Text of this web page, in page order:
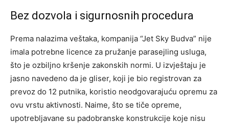
Bez dozvola i sigurnosnih procedura
Prema nalazima veštaka, kompanija “Jet Sky Budva” nije
imala potrebne licence za pružanje parasejling usluga,
što je ozbiljno kršenje zakonskih normi. U izvještaju je
jasno navedeno da je gliser, koji je bio registrovan za
prevoz do 12 putnika, koristio neodgovarajuću opremu za
ovu vrstu aktivnosti. Naime, što se tiče opreme,
upotrebljavane su padobranske konstrukcije koje nisu